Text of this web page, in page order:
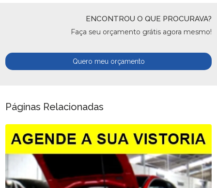
ENCONTROU O QUE PROCURAVA?
Faça seu orçamento grátis agora mesmo!
Quero meu orçamento
Páginas Relacionadas